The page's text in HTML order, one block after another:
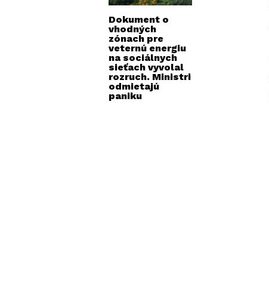
Dokument o
vhodných
zónach pre
veternú energiu
na sociálnych
sieťach vyvolal
rozruch. Ministri
odmietajú
paniku